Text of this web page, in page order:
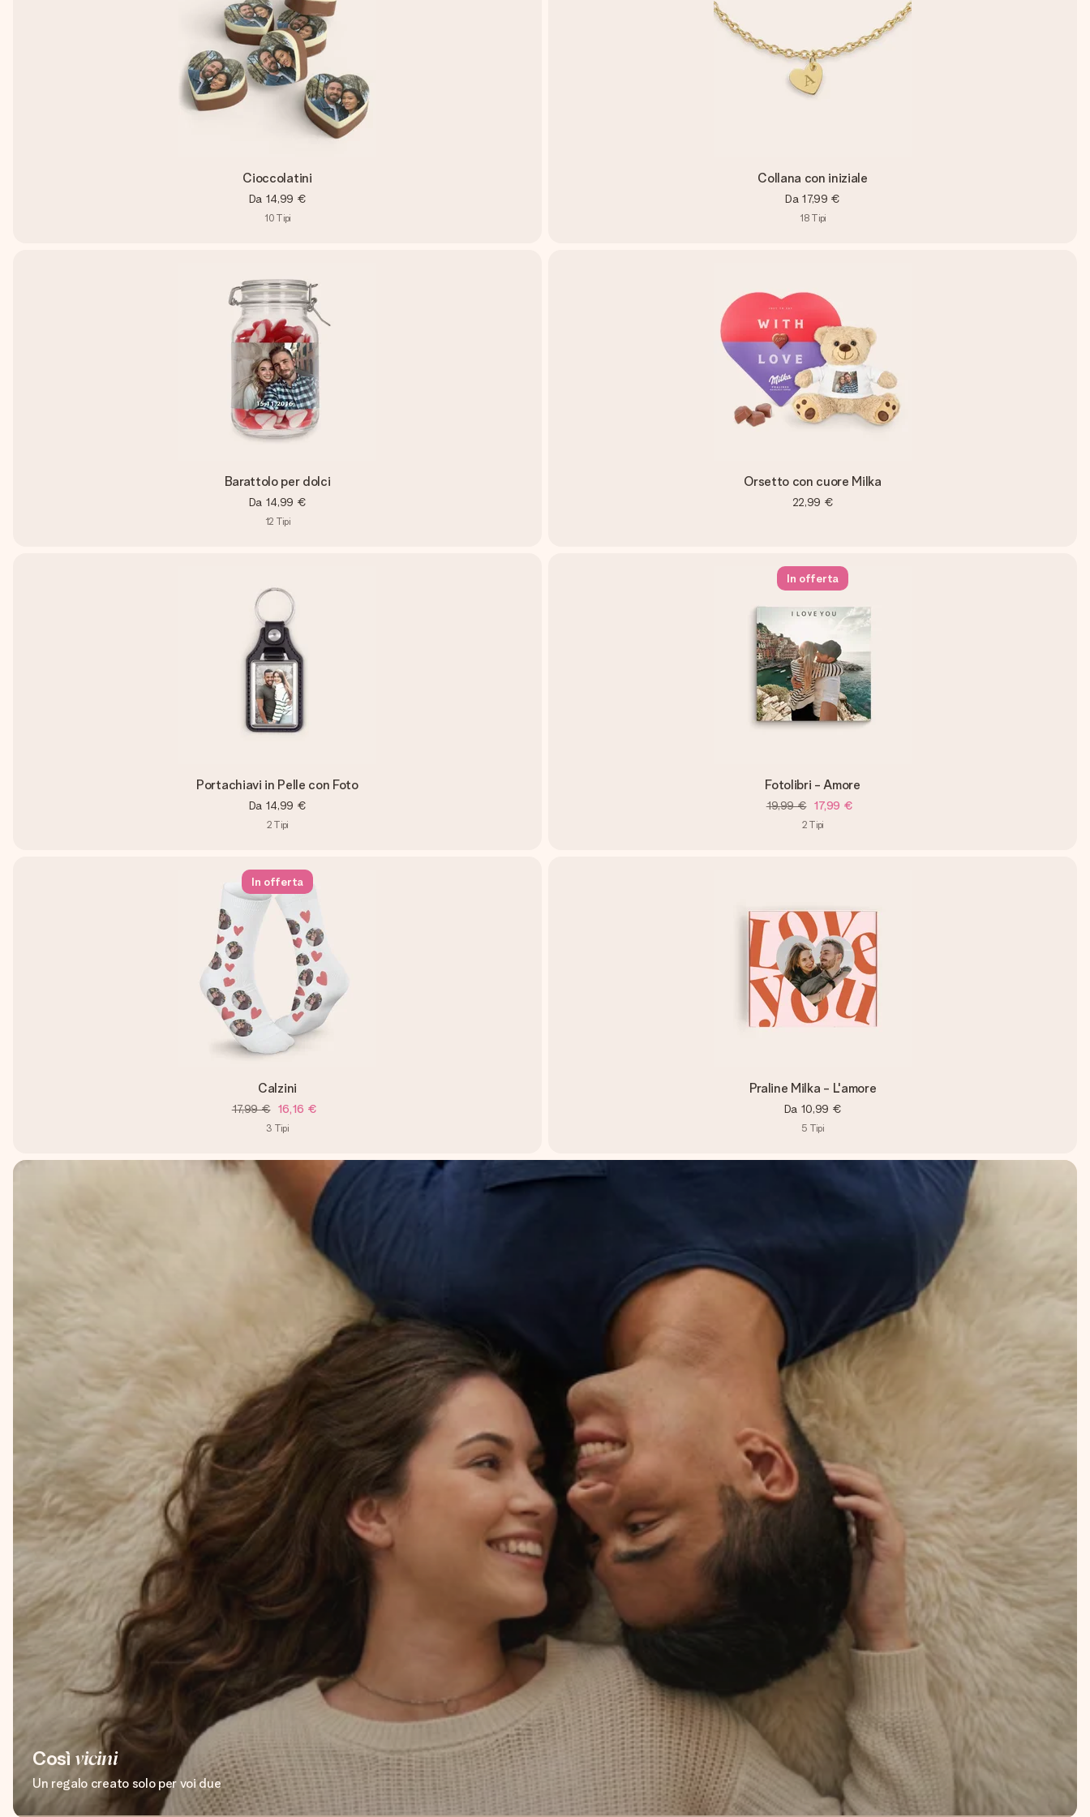
Cioccolatini
Da 14,99 €
10 Tipi
Collana con iniziale
Da 17,99 €
18 Tipi
Barattolo per dolci
Da 14,99 €
12 Tipi
Orsetto con cuore Milka
22,99 €
Portachiavi in Pelle con Foto
Da 14,99 €
2 Tipi
In offerta
Fotolibri - Amore
19,99 € 17,99 €
2 Tipi
In offerta
Calzini
17,99 € 16,16 €
3 Tipi
Praline Milka - L'amore
Da 10,99 €
5 Tipi
Così vicini
Un regalo creato solo per voi due